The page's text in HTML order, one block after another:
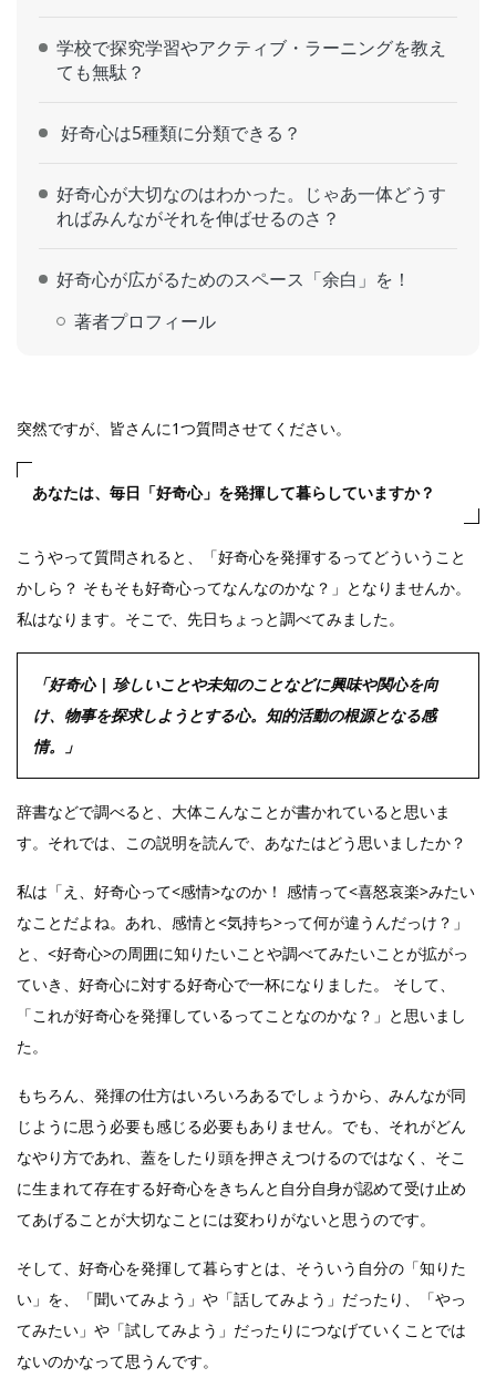
学校で探究学習やアクティブ・ラーニングを教え
ても無駄？
好奇心は5種類に分類できる？
好奇心が大切なのはわかった。じゃあ一体どうす
ればみんながそれを伸ばせるのさ？
好奇心が広がるためのスペース「余白」を！
著者プロフィール
突然ですが、皆さんに1つ質問させてください。
あなたは、毎日「好奇心」を発揮して暮らしていますか？
こうやって質問されると、「好奇心を発揮するってどういうこと
かしら？ そもそも好奇心ってなんなのかな？」となりませんか。
私はなります。そこで、先日ちょっと調べてみました。
「好奇心 | 珍しいことや未知のことなどに興味や関心を向
け、物事を探求しようとする心。知的活動の根源となる感
情。」
辞書などで調べると、大体こんなことが書かれていると思いま
す。それでは、この説明を読んで、あなたはどう思いましたか？
私は「え、好奇心って<感情>なのか！ 感情って<喜怒哀楽>みたい
なことだよね。あれ、感情と<気持ち>って何が違うんだっけ？」
と、<好奇心>の周囲に知りたいことや調べてみたいことが拡がっ
ていき、好奇心に対する好奇心で一杯になりました。 そして、
「これが好奇心を発揮しているってことなのかな？」と思いまし
た。
もちろん、発揮の仕方はいろいろあるでしょうから、みんなが同
じように思う必要も感じる必要もありません。でも、それがどん
なやり方であれ、蓋をしたり頭を押さえつけるのではなく、そこ
に生まれて存在する好奇心をきちんと自分自身が認めて受け止め
てあげることが大切なことには変わりがないと思うのです。
そして、好奇心を発揮して暮らすとは、そういう自分の「知りた
い」を、「聞いてみよう」や「話してみよう」だったり、「やっ
てみたい」や「試してみよう」だったりにつなげていくことでは
ないのかなって思うんです。